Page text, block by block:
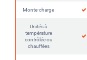
Monte-charge
Unités à
température
contrôlée ou
chauffées